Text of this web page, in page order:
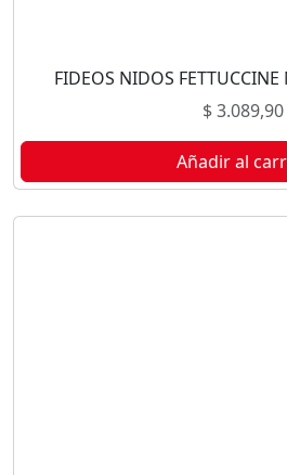
FIDEOS NIDOS
$3.089,90
Añadir al